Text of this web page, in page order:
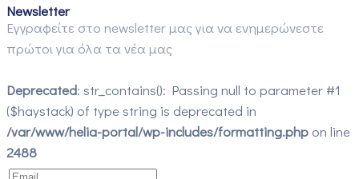
Newsletter
Εγγραφείτε στο newsletter μας για να ενημερώνεστε
πρώτοι για όλα τα νέα μας
Deprecated: str_contains(): Passing null to parameter #1
($haystack) of type string is deprecated in
/var/www/helia-portal/wp-includes/formatting.php on line
2488